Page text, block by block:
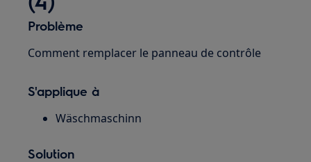
Problème
Comment remplacer le panneau de contrôle
S'applique à
Wäschmaschinn
Solution